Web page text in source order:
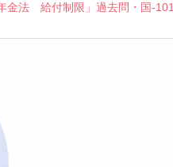
金法 給付制限」過去問・国-101